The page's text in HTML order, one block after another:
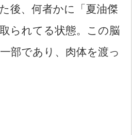
後、何者かに「夏油傑
られてる状態。この脳
部であり、肉体を渡っ